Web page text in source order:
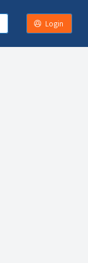
Login